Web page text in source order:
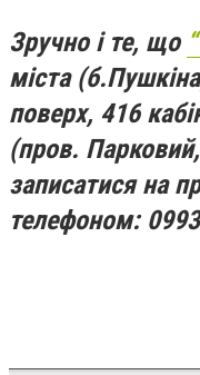
Зручно і те, що
міста
поверх, 416
(пров.
записатися на
телефоном: